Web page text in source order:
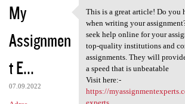
My
Assignmen
t E...
07.09.2022
This is a great article!
This is a great article! Do you
when writing your
seek help online for your
top-quality institutions and
assignments. They will
a speed that is unbeatable
Visit here:-
https://